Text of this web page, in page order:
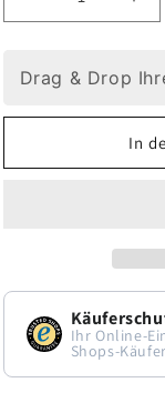
Menge
für
Unvergessliches
Die
individuelle
Tsunami-
für
Die
Drag & Drop
In
Ihr Online-
Shops-